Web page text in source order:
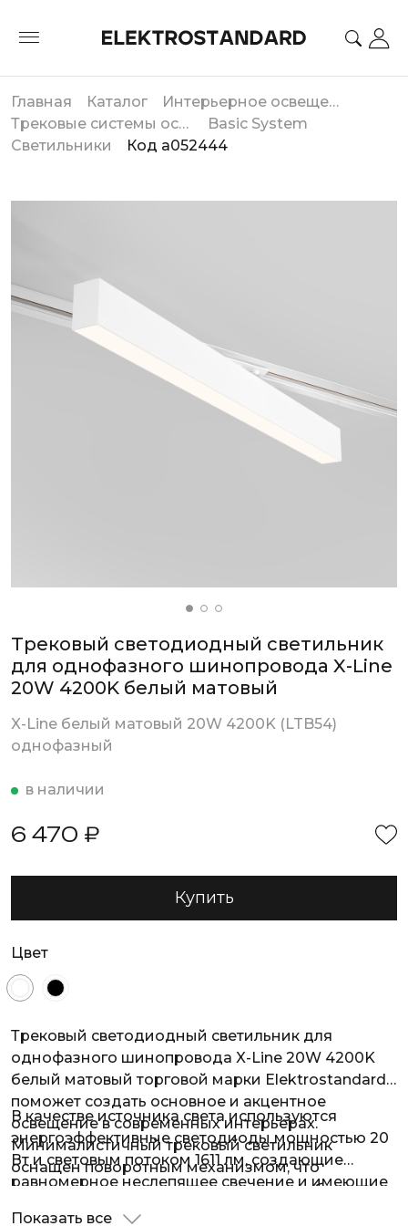
Главная Каталог
Интерьерное освещение
Трековые системы освещения
Basic System
Светильники
Код a052444
Трековый светодиодный светильник
для однофазного шинопровода X-Line
20W 4200K белый матовый
X-Line белый матовый 20W 4200K (LTB54)
однофазный
в наличии
6 470 ₽
Купить
Цвет
Трековый светодиодный светильник для
однофазного шинопровода X-Line 20W 4200K
белый матовый торговой марки Elektrostandard
поможет создать основное и акцентное
освещение в современных интерьерах.
Минималистичный трековый светильник
оснащен поворотным механизмом, что
позволяет задать световому потоку любое
направление.
В качестве источника света используются
энергоэффективные светодиоды мощностью 20
Вт и световым потоком 1611 лм, создающие
равномерное неслепящее свечение и имеющие
Показать все